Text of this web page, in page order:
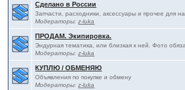
Сделано в России
Запчасти, расходники, аксессуары и прочее для
Модераторы:z-luka
ПРОДАМ. Экипировка.
Эндурная тематика, или близкая к ней. Фото
Модераторы:z-luka
КУПЛЮ / ОБМЕНЯЮ
Объявления по покупке и обмену
Модераторы:z-luka